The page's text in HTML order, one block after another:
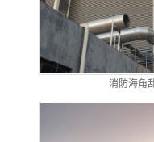
消防海角